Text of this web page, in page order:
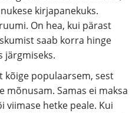
kirjapanekuks.
On hea, kui pärast
saab korra hinge
järgmiseks.
kõige populaarsem, sest
mõnusam. Samas ei maksa
viimase hetke peale. Kui